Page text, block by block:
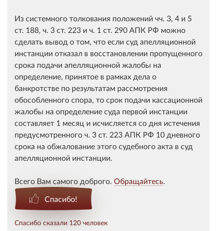
Из системного толкования положений чч. 3, 4 и 5
ст. 188, ч. 3 ст. 223 и ч. 1 ст. 290 АПК РФ можно
сделать вывод о том, что если суд апелляционной
инстанции отказал в восстановлении пропущенного
срока подачи апелляционной жалобы на
определение, принятое в рамках дела о
банкротстве по результатам рассмотрения
обособленного спора, то срок подачи кассационной
жалобы на определение суда первой инстанции
составляет 1 месяц и исчисляется со дня истечения
предусмотренного ч. 3 ст. 223 АПК РФ 10 дневного
срока на обжалование этого судебного акта в суд
апелляционной инстанции.
Всего Вам самого доброго. Обращайтесь.
Спасибо!
Спасибо сказали 120 человек